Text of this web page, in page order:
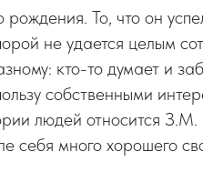
То, что он
не удается целым
кто-то думает и
собственными
людей относится
себя много хорошего